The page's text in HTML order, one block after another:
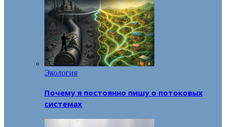
Экология
Почему я постоянно пишу о потоковых
системах